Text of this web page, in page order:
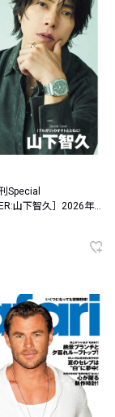
Special
山下智久］2026年